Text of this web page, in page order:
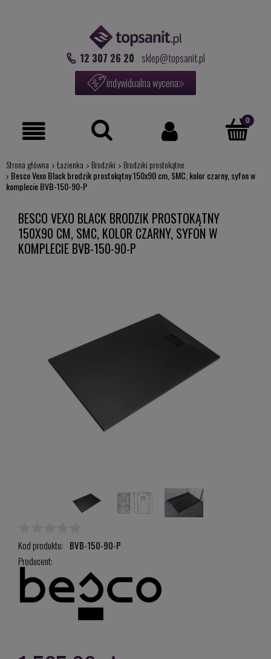
12 307 26 20 sklep@topsanit.pl
indywidualna wycena
Strona główna Łazienka Brodziki
Brodziki prostokątne
Besco Vexo Black brodzik prostokątny 150x90 cm, SMC, kolor czarny, syfon w
komplecie BVB-150-90-P
BESCO VEXO BLACK BRODZIK PROSTOKĄTNY
150X90 CM, SMC, KOLOR CZARNY, SYFON W
KOMPLECIE BVB-150-90-P
Kod produktu: BVB-150-90-P
Producent: